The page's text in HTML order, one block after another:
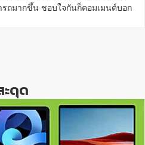
รถมากขึ้น ชอบใจกันก็คอมเมนต์บอก
ดุด